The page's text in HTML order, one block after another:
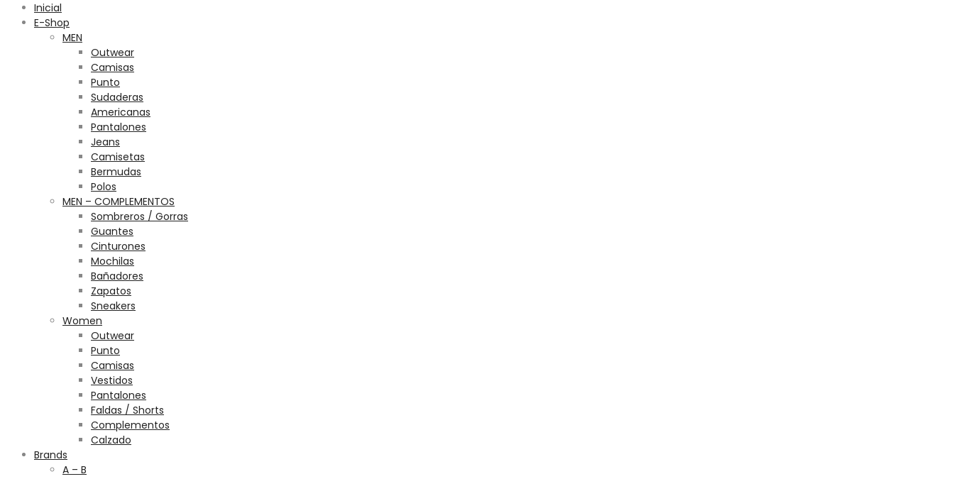
Inicial
E-Shop
MEN
Outwear
Camisas
Punto
Sudaderas
Americanas
Pantalones
Jeans
Camisetas
Bermudas
Polos
MEN – COMPLEMENTOS
Sombreros / Gorras
Guantes
Cinturones
Mochilas
Bañadores
Zapatos
Sneakers
Women
Outwear
Punto
Camisas
Vestidos
Pantalones
Faldas / Shorts
Complementos
Calzado
Brands
A – B